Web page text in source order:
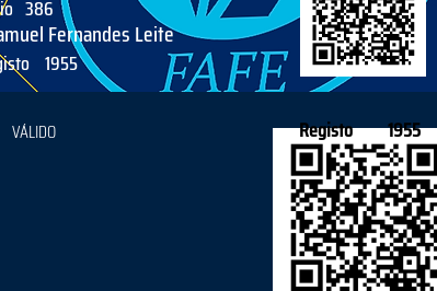
Fernandes Leite
386
1955
VÁLIDO Registo 1955